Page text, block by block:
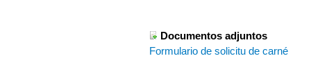
Documentos adjuntos
Formulario de solicitu de carné